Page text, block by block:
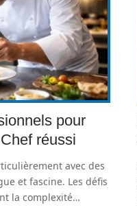
pour
réussi
avec des
et fascine. Les défis
la complexité…